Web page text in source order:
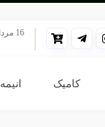
16 مرداد 1405
کامیک انیمه